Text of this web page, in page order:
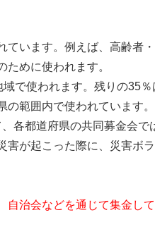
います。例えば、高齢者
めに使われます。
で使われます。残りの35
範囲内で使われています。
各都道府県の共同募金会
害が起こった際に、災害ボ
自治会などを通じて集金し